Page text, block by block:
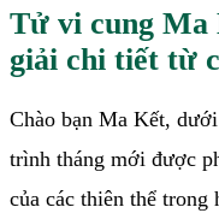
Tử vi cung Ma
giải chi tiết từ
Chào bạn Ma Kết,
trình tháng mới được
của các thiên thể trong